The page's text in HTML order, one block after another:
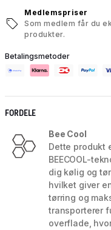
Medlemspriser
Som medlem får du
produkter.
Betalingsmetoder
FORDELE
Bee Cool
Dette produkt
BEECOOL-
dig kølig og
hvilket giver
tørring og
transporterer
overflade,